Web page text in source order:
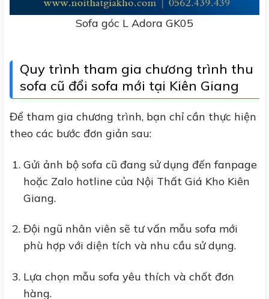
Sofa góc L Adora GK05
Quy trình tham gia chương trình thu
sofa cũ đổi sofa mới tại Kiên Giang
Để tham gia chương trình, bạn chỉ cần thực hiện
theo các bước đơn giản sau:
Gửi ảnh bộ sofa cũ đang sử dụng đến fanpage
hoặc Zalo hotline của Nội Thất Giá Kho Kiên
Giang.
Đội ngũ nhân viên sẽ tư vấn mẫu sofa mới
phù hợp với diện tích và nhu cầu sử dụng.
Lựa chọn mẫu sofa yêu thích và chốt đơn
hàng.